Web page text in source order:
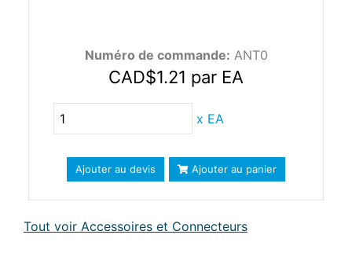
Numéro de commande: ANT0
CAD$1.21 par EA
x EA
Ajouter au devis Ajouter au panier
Tout voir Accessoires et Connecteurs